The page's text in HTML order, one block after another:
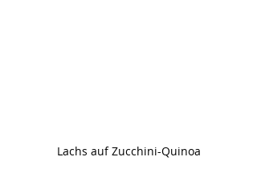
Lachs auf Zucchini-Quinoa